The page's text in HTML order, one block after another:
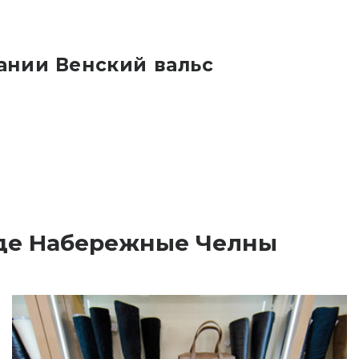
Венский вальс
Набережные Челны